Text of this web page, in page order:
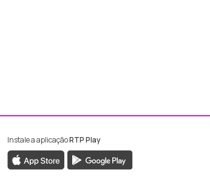
Madeira
RTP Madeira
Instale a aplicaçãoRTP Play